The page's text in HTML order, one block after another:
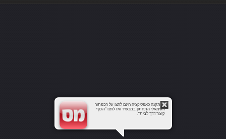
להתקנה כאפליקציה חינם לחצו על הכפתור
השמאלי התחתון במכשיר ואז לחצו "הוסף
קיצור דרך לבית".